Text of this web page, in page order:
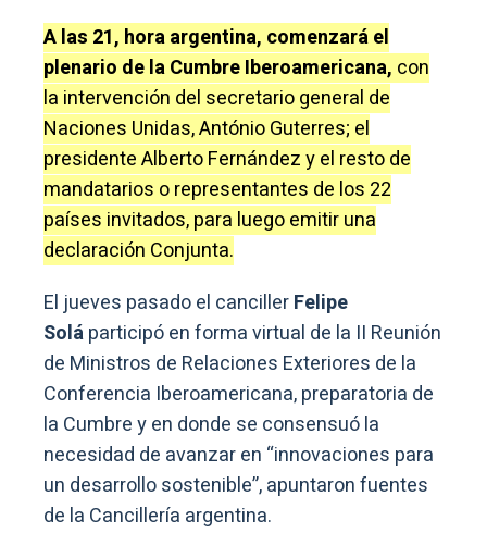
A las 21, hora argentina, comenzará el
plenario de la Cumbre Iberoamericana, con
la intervención del secretario general de
Naciones Unidas, António Guterres; el
presidente Alberto Fernández y el resto de
mandatarios o representantes de los 22
países invitados, para luego emitir una
declaración Conjunta.
El jueves pasado el cancillerFelipe
Soláparticipó en forma virtual de la II Reunión
de Ministros de Relaciones Exteriores de la
Conferencia Iberoamericana, preparatoria de
la Cumbre y en donde se consensuó la
necesidad de avanzar en “innovaciones para
un desarrollo sostenible”, apuntaron fuentes
de la Cancillería argentina.